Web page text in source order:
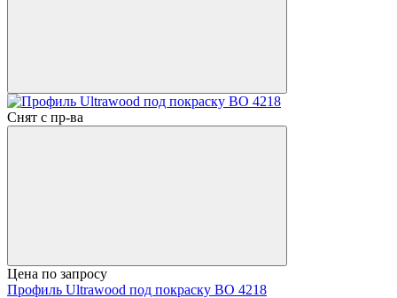
Снят с пр-ва
Цена по запросу
Профиль Ultrawood под покраску BO 4218